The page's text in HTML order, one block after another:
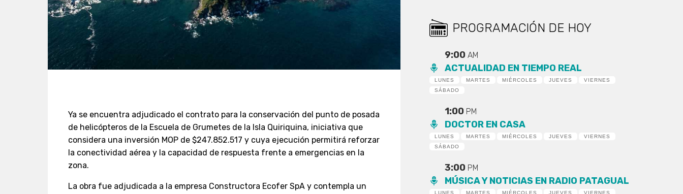
Ya se encuentra adjudicado el contrato para la conservación del punto de posada
de helicópteros de la Escuela de Grumetes de la Isla Quiriquina, iniciativa que
considera una inversión MOP de $247.852.517 y cuya ejecución permitirá reforzar
la conectividad aérea y la capacidad de respuesta frente a emergencias en la
zona.
La obra fue adjudicada a la empresa Constructora Ecofer SpA y contempla un
PROGRAMACIÓN DE HOY
9:00AM
ACTUALIDAD EN TIEMPO REAL
LUNES MARTES MIÉRCOLES JUEVES
VIERNES
SÁBADO
1:00 PM
DOCTOR EN CASA
LUNES MARTES MIÉRCOLES JUEVES
VIERNES
SÁBADO
3:00 PM
MÚSICA Y NOTICIAS EN RADIO PATAGUAL
LUNES MARTES MIÉRCOLES JUEVES
VIERNES